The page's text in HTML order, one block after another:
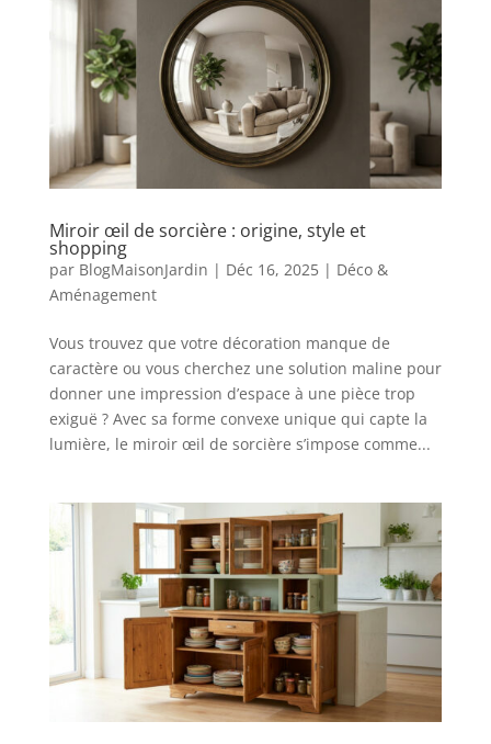
Miroir œil de sorcière : origine, style et
shopping
par BlogMaisonJardin | Déc 16, 2025| Déco &
Aménagement
Vous trouvez que votre décoration manque de
caractère ou vous cherchez une solution maline pour
donner une impression d’espace à une pièce trop
exiguë ? Avec sa forme convexe unique qui capte la
lumière, le miroir œil de sorcière s’impose comme...